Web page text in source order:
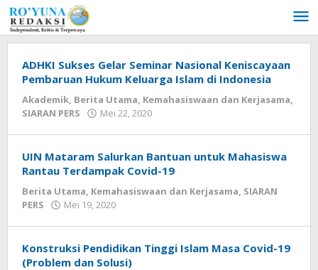
Lewati
ke
konten
ADHKI Sukses Gelar Seminar Nasional Keniscayaan
Pembaruan Hukum Keluarga Islam di Indonesia
Akademik, Berita Utama, Kemahasiswaan dan Kerjasama,
SIARAN PERS
Mei 22, 2020
UIN Mataram Salurkan Bantuan untuk Mahasiswa
Rantau Terdampak Covid-19
Berita Utama, Kemahasiswaan dan Kerjasama, SIARAN
PERS
Mei 19, 2020
Konstruksi Pendidikan Tinggi Islam Masa Covid-19
(Problem dan Solusi)